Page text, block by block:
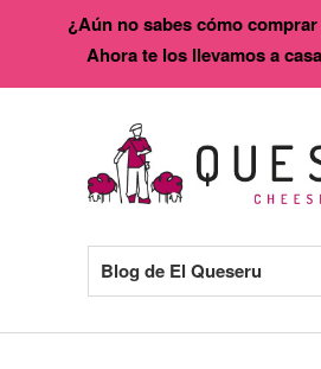
Blog de El Queseru
¿Aún no sabes cómo
Ahora te los llevamos a casa